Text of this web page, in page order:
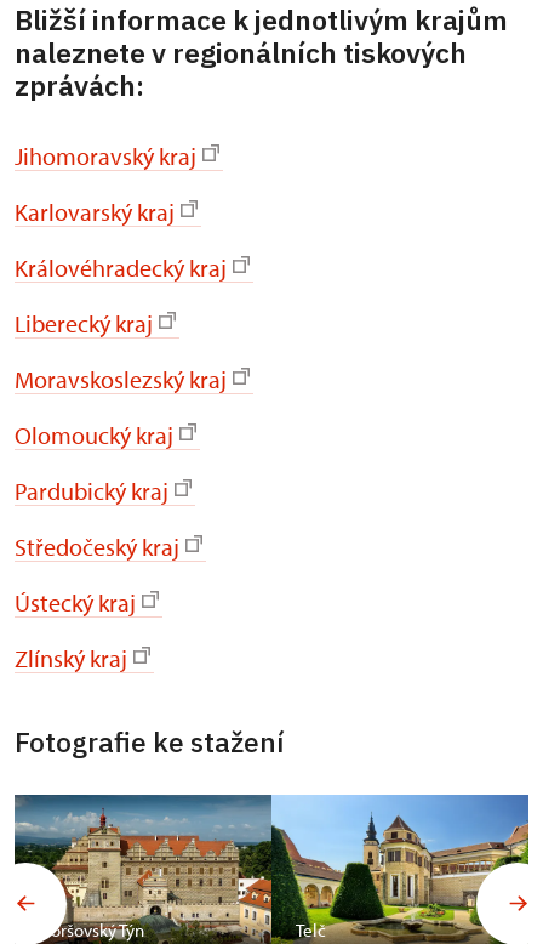
Bližší informace k jednotlivým krajům
naleznete v regionálních tiskových
zprávách:
Jihomoravský kraj
Karlovarský kraj
Královéhradecký kraj
Liberecký kraj
Moravskoslezský kraj
Olomoucký kraj
Pardubický kraj
Středočeský kraj
Ústecký kraj
Zlínský kraj
Fotografie ke stažení
Horšovský Týn Telč